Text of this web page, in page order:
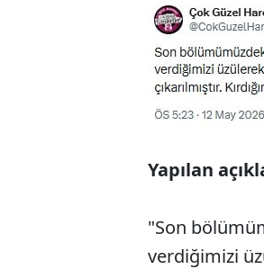
Yapılan
"Son
verdiğimizi